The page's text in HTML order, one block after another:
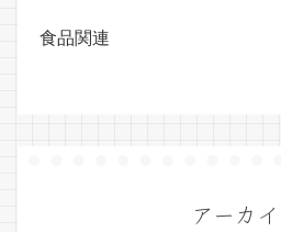
食品関連
アーカ